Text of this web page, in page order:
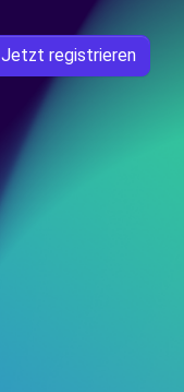
Jetzt registrieren